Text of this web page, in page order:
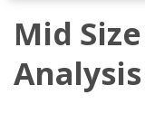
Mid